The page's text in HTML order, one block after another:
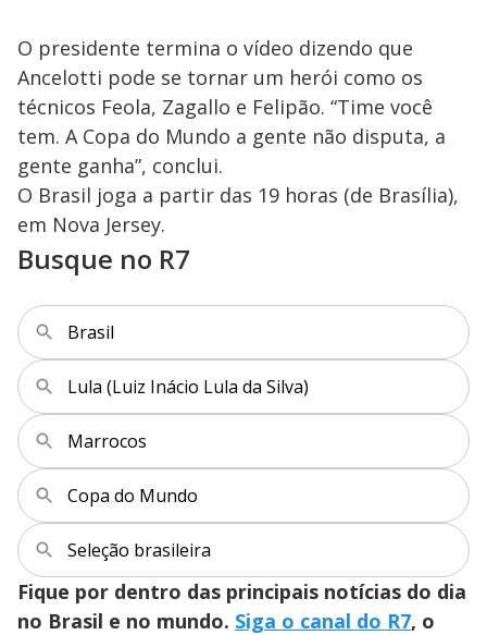
O presidente termina o vídeo dizendo que
Ancelotti pode se tornar um herói como os
técnicos Feola, Zagallo e Felipão. “Time você
tem. A Copa do Mundo a gente não disputa, a
gente ganha”, conclui.
O Brasil joga a partir das 19 horas (de Brasília),
em Nova Jersey.
Busque no R7
Brasil
Lula (Luiz Inácio Lula da Silva)
Marrocos
Copa do Mundo
Seleção brasileira
Fique por dentro das principais notícias do dia
no Brasil e no mundo. Siga o canal do R7, o